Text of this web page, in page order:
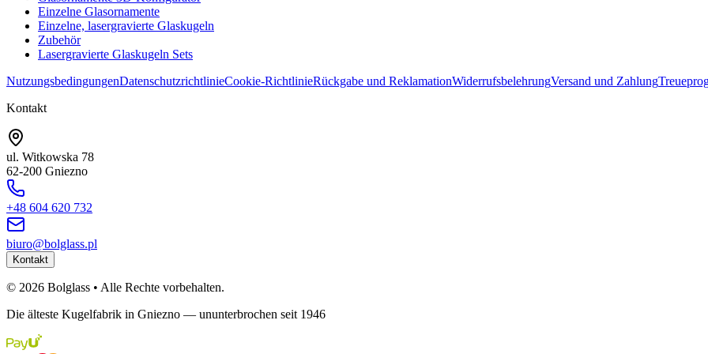
Einzelne Glasornamente
Einzelne, lasergravierte Glaskugeln
Zubehör
Lasergravierte Glaskugeln Sets
NutzungsbedingungenDatenschutzrichtlinieCookie-RichtlinieRückgabe und ReklamationWiderrufsbelehrungVersand und Zahlung
Kontakt
ul. Witkowska 78
62-200 Gniezno
+48 604 620 732
biuro@bolglass.pl
Kontakt
© 2026 Bolglass • Alle Rechte vorbehalten.
Die älteste Kugelfabrik in Gniezno — ununterbrochen seit 1946